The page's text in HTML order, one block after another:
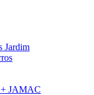
Jardim
+ JAMAC